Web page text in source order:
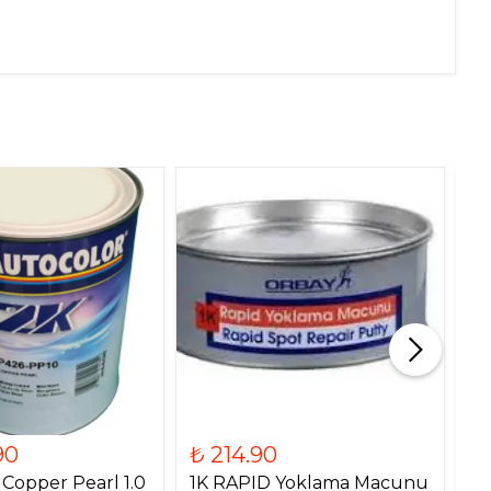
Pearl 1.0
₺ 214.90
1K RAPID Yoklama Macunu